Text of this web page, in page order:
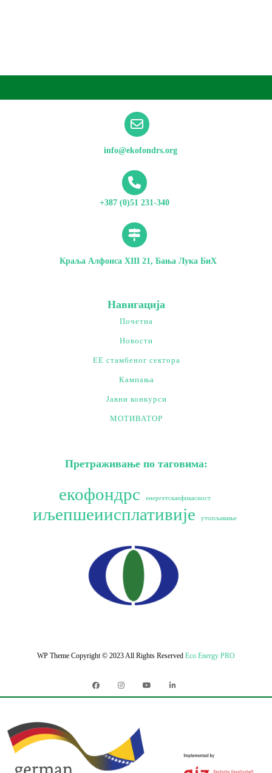
info@ekofondrs.org
+387 (0)51 231-340
Краља Алфонса XIII 21, Бања Лука БиХ
Навигација
Почетна
Новости
ЕЕ стамбеног сектора
Кампања
Јавни конкурси
МОТИВАТОР
Претраживање по таговима:
екофондрс енергетскаефикасност
иљепшеиисплативије утопљавање
WP Theme Copyright © 2023All Rights Reserved Eco Energy PRO